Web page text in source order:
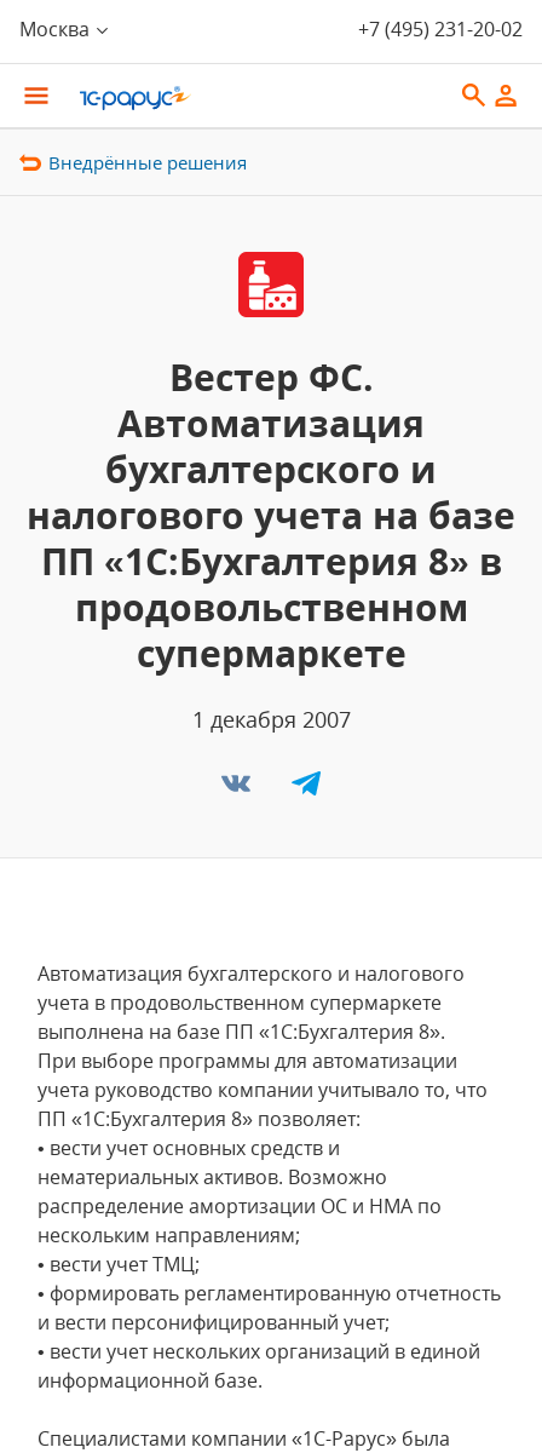
Москва +7 (495) 231-20-02
Внедрённые решения
Вестер ФС.
Автоматизация
бухгалтерского и
налогового учета на базе
ПП «1С:Бухгалтерия 8» в
продовольственном
супермаркете
1 декабря 2007
Автоматизация бухгалтерского и налогового
учета в продовольственном супермаркете
выполнена на базе ПП «1С:Бухгалтерия 8».
При выборе программы для автоматизации
учета руководство компании учитывало то, что
ПП «1С:Бухгалтерия 8» позволяет:
• вести учет основных средств и
нематериальных активов. Возможно
распределение амортизации ОС и НМА по
нескольким направлениям;
• вести учет ТМЦ;
• формировать регламентированную отчетность
и вести персонифицированный учет;
• вести учет нескольких организаций в единой
информационной базе.
Специалистами компании «1С-Рарус» была